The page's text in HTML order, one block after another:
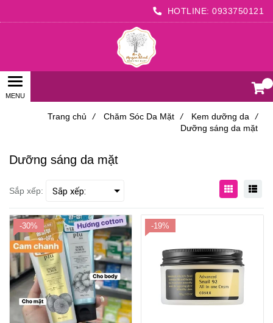
HOTLINE: 0933750121
Trang chủ / Chăm Sóc Da Mặt / Kem dưỡng da
/
Dưỡng sáng da mặt
Dưỡng sáng da mặt
Sắp xếp:
-30% -19%